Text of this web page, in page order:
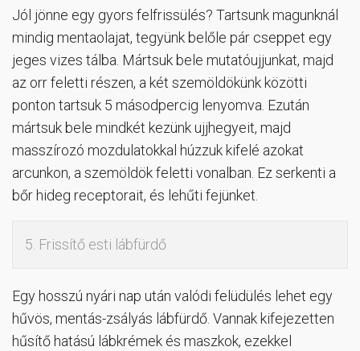
Jól jönne egy gyors felfrissülés? Tartsunk magunknál
mindig mentaolajat, tegyünk belőle pár cseppet egy
jeges vizes tálba. Mártsuk bele mutatóujjunkat, majd
az orr feletti részen, a két szemöldökünk közötti
ponton tartsuk 5 másodpercig lenyomva. Ezután
mártsuk bele mindkét kezünk ujjhegyeit, majd
masszírozó mozdulatokkal húzzuk kifelé azokat
arcunkon, a szemöldök feletti vonalban. Ez serkenti a
bőr hideg receptorait, és lehűti fejünket.
5. Frissítő esti lábfürdő
Egy hosszú nyári nap után valódi felüdülés lehet egy
hűvös, mentás-zsályás lábfürdő. Vannak kifejezetten
hűsítő hatású lábkrémek és maszkok, ezekkel